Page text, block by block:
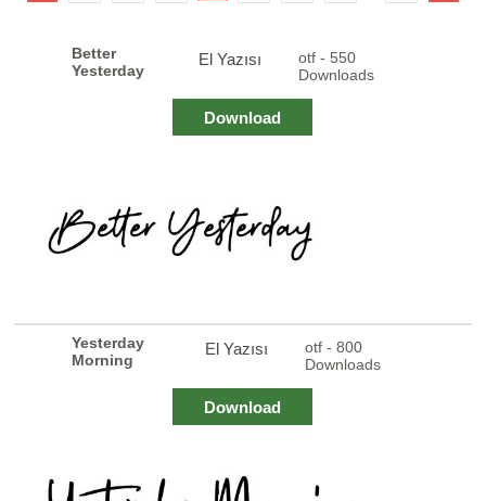
Better
Yesterday
El Yazısı
otf - 550
Downloads
Download
Yesterday
Morning
El Yazısı
otf - 800
Downloads
Download